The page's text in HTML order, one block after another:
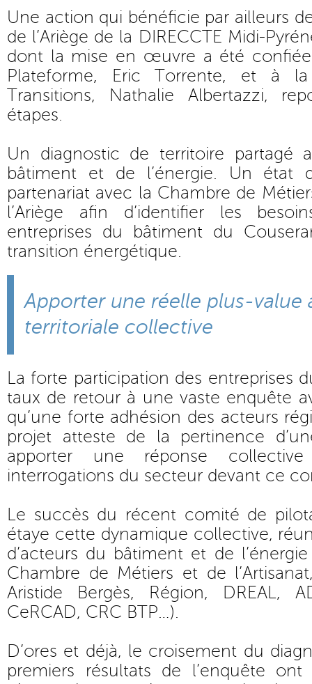
Une action qui bénéficie par ailleurs de
de l’Ariège de la DIRECCTE Midi-
dont la mise en œuvre a été confiée
Plateforme, Eric Torrente, et à la
Transitions, Nathalie Albertazzi,
étapes.
Un diagnostic de territoire partagé
bâtiment et de l’énergie. Un état
partenariat avec la Chambre de
l’Ariège afin d’identifier les
entreprises du bâtiment du
transition énergétique.
Apporter une réelle plus-value
territoriale collective
La forte participation des entreprises
taux de retour à une vaste enquête
qu’une forte adhésion des acteurs
projet atteste de la pertinence
apporter une réponse
interrogations du secteur devant ce
Le succès du récent comité de
étaye cette dynamique collective,
d’acteurs du bâtiment et de l’énergie
Chambre de Métiers et de
Aristide Bergès, Région, DREAL,
CeRCAD, CRC BTP…).
D’ores et déjà, le croisement du
premiers résultats de l’enquête